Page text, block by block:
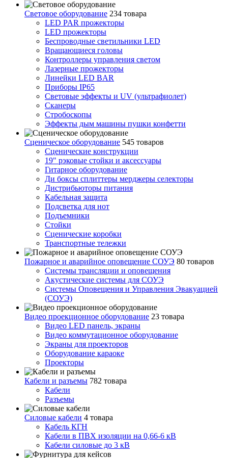
Световое оборудование 234 товара
LED PAR прожекторы
LED прожекторы
Беспроводные светильники LED
Вращающиеся головы
Контроллеры управления светом
Лазерные прожекторы
Линейки LED BAR
Приборы IP65
Световые эффекты и UV (ультрафиолет)
Сканеры
Стробоскопы
Эффекты дым машины пушки конфетти
Сценическое оборудование 545 товаров
Сценические конструкции
19" рэковые стойки и аксесcуары
Гитарное оборудование
Ди боксы сплиттеры мерджеры селекторы
Дистрибьюторы питания
Кабельная защита
Подсветка для нот
Подъемники
Стойки
Сценические коробки
Транспортные тележки
Пожарное и аварийное оповещение СОУЭ 80 товаров
Cистемы трансляции и оповещения
Акустические системы для СОУЭ
Системы Оповещения и Управления Эвакуацией
(СОУЭ)
Видео проекционное оборудование 23 товара
Видео LED панель, экраны
Видео коммутационное оборудование
Экраны для проекторов
Оборудование караоке
Проекторы
Кабели и разъемы 782 товара
Кабели
Разъемы
Силовые кабели 4 товара
Кабель КГН
Кабели в ПВХ изоляции на 0,66-6 кВ
Кабели силовые до 3 кВ